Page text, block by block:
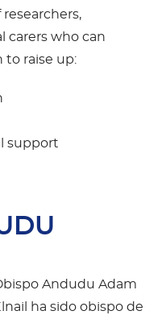
carers who can
to raise up:
support
Andudu Adam
ha sido obispo de